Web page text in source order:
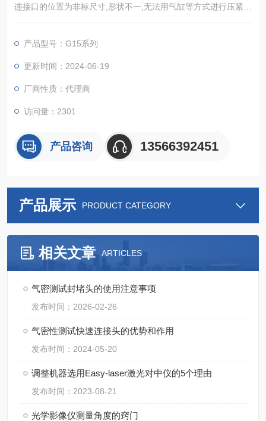
连接口的位置为非标尺寸,形状不一,无法用气缸等方式进行压紧密
封,对于这样的零件,我们通常使用气密性快速连接器可以轻松实现
产品型号：G15系列
更新时间：2024-06-19
厂商性质：代理商
访问量：2301
产品咨询 13566392451
产品展示 PRODUCT CATEGORY
相关文章 ARTICLES
气密测试封堵头的使用注意事项
发布时间：2026-02-26
气密性测试快速连接头的优势和作用
发布时间：2024-05-20
调整机器选用Easy-laser激光对中仪的5个理由
发布时间：2023-08-21
光学影像仪测量角度的窍门